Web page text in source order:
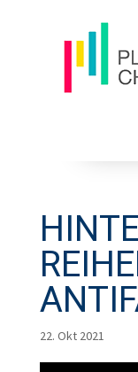
22. Okt 2021